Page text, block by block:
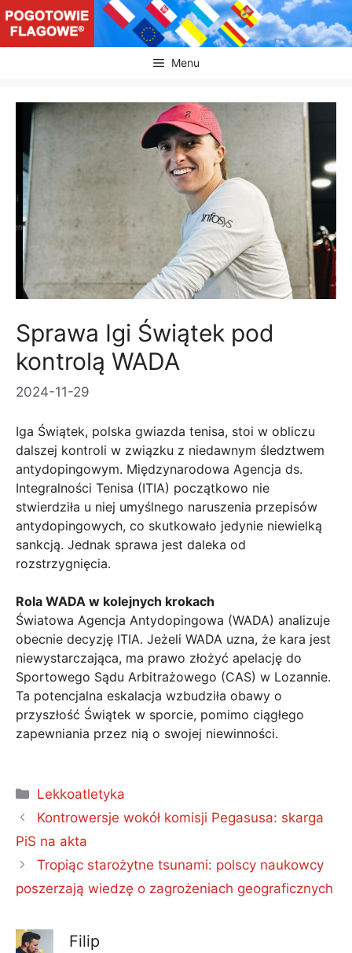
Przejdź
do
treści
Menu
Sprawa Igi Świątek pod
kontrolą WADA
2024-11-29
Iga Świątek, polska gwiazda tenisa, stoi w obliczu
dalszej kontroli w związku z niedawnym śledztwem
antydopingowym. Międzynarodowa Agencja ds.
Integralności Tenisa (ITIA) początkowo nie
stwierdziła u niej umyślnego naruszenia przepisów
antydopingowych, co skutkowało jedynie niewielką
sankcją. Jednak sprawa jest daleka od
rozstrzygnięcia.
Rola WADA w kolejnych krokach
Światowa Agencja Antydopingowa (WADA) analizuje
obecnie decyzję ITIA. Jeżeli WADA uzna, że ​​kara jest
niewystarczająca, ma prawo złożyć apelację do
Sportowego Sądu Arbitrażowego (CAS) w Lozannie.
Ta potencjalna eskalacja wzbudziła obawy o
przyszłość Świątek w sporcie, pomimo ciągłego
zapewniania przez nią o swojej niewinności.
Kategorie
Lekkoatletyka
Kontrowersje wokół komisji Pegasusa: skarga
PiS na akta
Tropiąc starożytne tsunami: polscy naukowcy
poszerzają wiedzę o zagrożeniach geograficznych
Filip